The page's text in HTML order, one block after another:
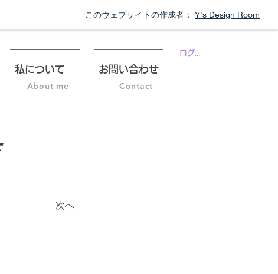
このウェブサイトの作成者： Y's Design Room
ログイン
私について お問い合わせ
About me Contact
次へ